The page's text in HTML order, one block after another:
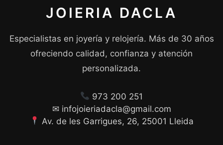
JOIERIA DACLA
Especialistas en joyería y relojería. Más de 30 años
ofreciendo calidad, confianza y atención
personalizada.
973 200 251
✉ infojoieriadacla@gmail.com
Av. de les Garrigues, 26, 25001 Lleida